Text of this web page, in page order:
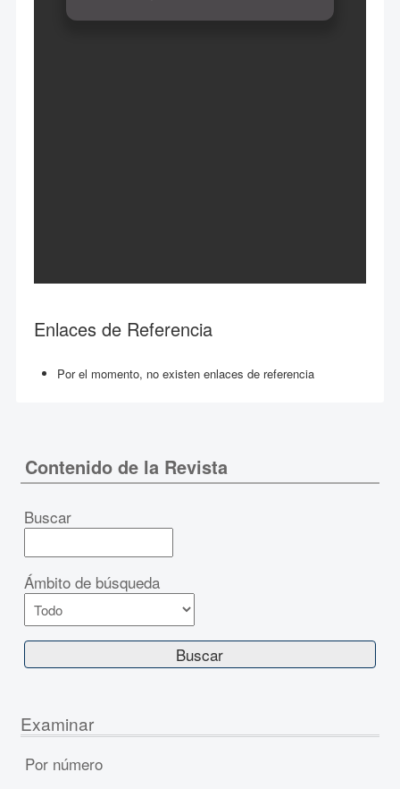
Enlaces de Referencia
Por el momento, no existen enlaces de referencia
Contenido de la Revista
Buscar
Ámbito de búsqueda
Examinar
Por número